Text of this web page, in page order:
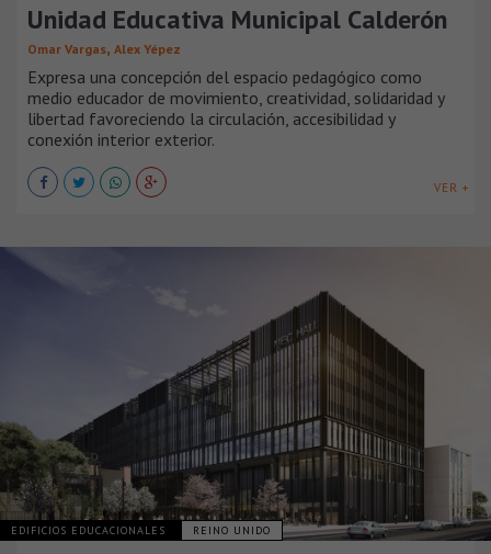
Unidad Educativa Municipal Calderón
Omar Vargas, Alex Yépez
Expresa una concepción del espacio pedagógico como
medio educador de movimiento, creatividad, solidaridad y
libertad favoreciendo la circulación, accesibilidad y
conexión interior exterior.
VER +
EDIFICIOS EDUCACIONALES REINO UNIDO